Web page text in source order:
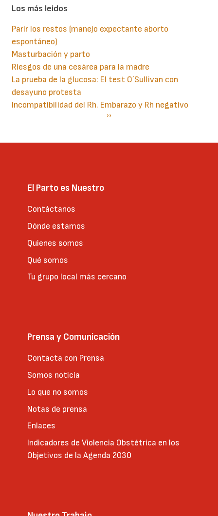
Los más leidos
Parir los restos (manejo expectante aborto
espontáneo)
Masturbación y parto
Riesgos de una cesárea para la madre
La prueba de la glucosa: El test O´Sullivan con
desayuno protesta
Incompatibilidad del Rh. Embarazo y Rh negativo
Siguiente
››
El Parto es Nuestro
Contáctanos
Dónde estamos
Quienes somos
Qué somos
Tu grupo local más cercano
Prensa y Comunicación
Contacta con Prensa
Somos noticia
Lo que no somos
Notas de prensa
Enlaces
Indicadores de Violencia Obstétrica en los
Objetivos de la Agenda 2030